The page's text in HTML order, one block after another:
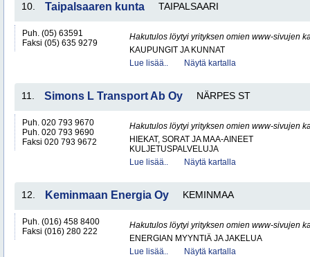
10. Taipalsaaren kunta TAIPALSAARI
Puh. (05) 63591
Faksi (05) 635 9279
Hakutulos löytyi yrityksen omien www-sivujen
KAUPUNGIT JA KUNNAT
Lue lisää..
Näytä kartalla
11. Simons L Transport Ab Oy NÄRPES ST
Puh. 020 793 9670
Puh. 020 793 9690
Faksi 020 793 9672
Hakutulos löytyi yrityksen omien www-sivujen
HIEKAT, SORAT JA MAA-AINEET
KULJETUSPALVELUJA
Lue lisää..
Näytä kartalla
12. Keminmaan Energia Oy KEMINMAA
Puh. (016) 458 8400
Faksi (016) 280 222
Hakutulos löytyi yrityksen omien www-sivujen
ENERGIAN MYYNTIÄ JA JAKELUA
Lue lisää..
Näytä kartalla